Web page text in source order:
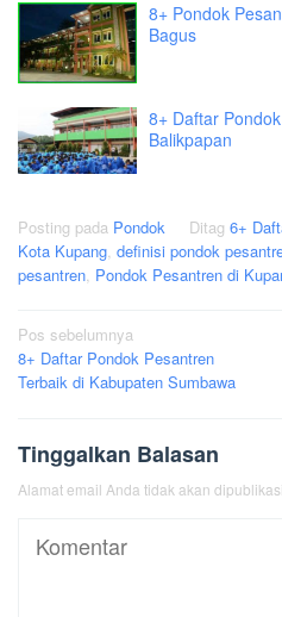
8+ Pondok
Bagus
8+ Daftar
Balikpapan
Posting pada Pondok Ditag 6+
Kota Kupang, definisi pondok
pesantren, Pondok Pesantren di
Navigasi
pos
Pos sebelumnya
8+ Daftar Pondok Pesantren
Terbaik di Kabupaten Sumbawa
Tinggalkan Balasan
Alamat email Anda tidak akan